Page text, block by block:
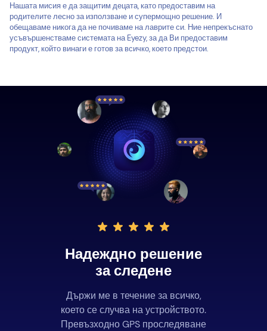
Нашата мисия е да защитим децата, като предоставим на
родителите лесно за използване и супермощно решение. И
обещаваме никога да не почиваме на лаврите си. Ние непрекъснато
усъвършенстваме системата на Eyezy, за да Ви предоставим
продукт, който винаги е готов за всичко, което предстои.
Надеждно решение
за следене
Държи ме в течение за всичко,
което се случва на устройството.
Превъзходно GPS проследяване